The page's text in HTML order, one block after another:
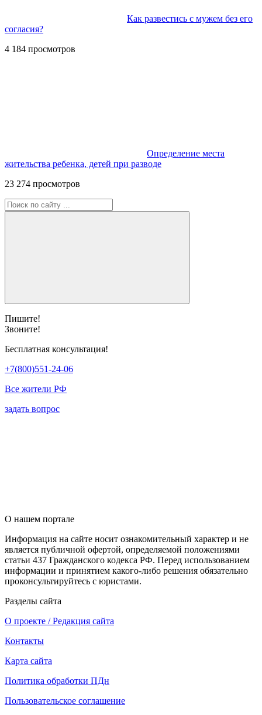
Как развестись с мужем без его
согласия?
4 184 просмотров
Определение места
жительства ребенка, детей при разводе
23 274 просмотров
Пишите!
Звоните!
Бесплатная консультация!
+7(800)551-24-06
Все жители РФ
задать вопрос
О нашем портале
Информация на сайте носит ознакомительный характер и не
является публичной офертой, определяемой положениями
статьи 437 Гражданского кодекса РФ. Перед использованием
информации и принятием какого-либо решения обязательно
проконсультируйтесь с юристами.
Разделы сайта
О проекте / Редакция сайта
Контакты
Карта сайта
Политика обработки ПДн
Пользовательское соглашение